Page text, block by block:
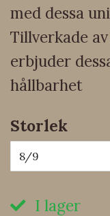
med dessa
Tillverkade
erbjuder
hållbarhet
Storlek
8/9
I lager